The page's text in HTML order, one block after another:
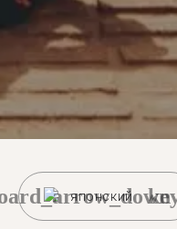
японский